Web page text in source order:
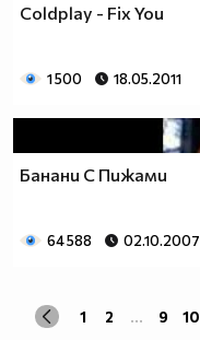
Coldplay - Fix You
1 500 18.05.2011
Банани С Пижами
64 588 02.10.2007
1 2 ... 9 10